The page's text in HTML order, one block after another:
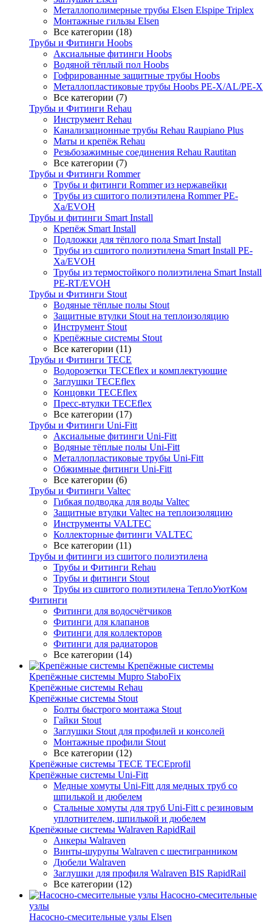
Металлополимерные трубы Elsen Elspipe Triplex
Монтажные гильзы Elsen
Все категории (18)
Трубы и Фитинги Hoobs
Аксиальные фитинги Hoobs
Водяной тёплый пол Hoobs
Гофрированные защитные трубы Hoobs
Металлопластиковые трубы Hoobs PE-X/AL/PE-X
Все категории (7)
Трубы и Фитинги Rehau
Инструмент Rehau
Канализационные трубы Rehau Raupiano Plus
Маты и крепёж Rehau
Резьбозажимные соединения Rehau Rautitan
Все категории (7)
Трубы и Фитинги Rommer
Трубы и фитинги Rommer из нержавейки
Трубы из сшитого полиэтилена Rommer PE-
Xa/EVOH
Трубы и фитинги Smart Install
Крепёж Smart Install
Подложки для тёплого пола Smart Install
Трубы из сшитого полиэтилена Smart Install PE-
Xa/EVOH
Трубы из термостойкого полиэтилена Smart Install
PE-RT/EVOH
Трубы и Фитинги Stout
Водяные тёплые полы Stout
Защитные втулки Stout на теплоизоляцию
Инструмент Stout
Крепёжные системы Stout
Все категории (11)
Трубы и Фитинги TECE
Водорозетки TECEflex и комплектующие
Заглушки TECEflex
Концовки TECEflex
Пресс-втулки TECEflex
Все категории (17)
Трубы и Фитинги Uni-Fitt
Аксиальные фитинги Uni-Fitt
Водяные тёплые полы Uni-Fitt
Металлопластиковые трубы Uni-Fitt
Обжимные фитинги Uni-Fitt
Все категории (6)
Трубы и Фитинги Valtec
Гибкая подводка для воды Valtec
Защитные втулки Valtec на теплоизоляцию
Инструменты VALTEC
Коллекторные фитинги VALTEC
Все категории (11)
Трубы и фитинги из сшитого полиэтилена
Трубы и Фитинги Rehau
Трубы и фитинги Stout
Трубы из сшитого полиэтилена ТеплоУютКом
Фитинги
Фитинги для водосчётчиков
Фитинги для клапанов
Фитинги для коллекторов
Фитинги для радиаторов
Все категории (14)
Крепёжные системы
Крепёжные системы Mupro StaboFix
Крепёжные системы Rehau
Крепёжные системы Stout
Болты быстрого монтажа Stout
Гайки Stout
Заглушки Stout для профилей и консолей
Монтажные профили Stout
Все категории (12)
Крепёжные системы TECE TECEprofil
Крепёжные системы Uni-Fitt
Медные хомуты Uni-Fitt для медных труб со
шпилькой и дюбелем
Стальные хомуты для труб Uni-Fitt с резиновым
уплотнителем, шпилькой и дюбелем
Крепёжные системы Walraven RapidRail
Анкеры Walraven
Винты-шурупы Walraven с шестигранником
Дюбели Walraven
Заглушки для профиля Walraven BIS RapidRail
Все категории (12)
Насосно-смесительные
узлы
Насосно-смесительные узлы Elsen